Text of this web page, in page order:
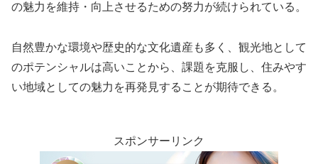
の魅力を維持・向上させるための努力が続けられている。
自然豊かな環境や歴史的な文化遺産も多く、観光地として
のポテンシャルは高いことから、課題を克服し、住みやす
い地域としての魅力を再発見することが期待できる。
スポンサーリンク